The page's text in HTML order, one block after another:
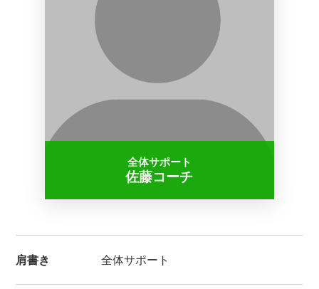
全体サポート
佐藤コーチ
肩書き 全体サポート